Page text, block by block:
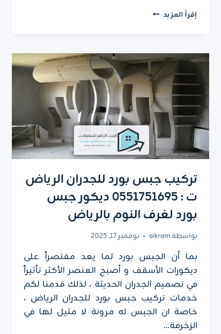
إقرأ المزيد معلم
بالرياض
ت:
0551751695
–
ديكورات
ورق
جدران
الرياض
تركيب جبس بورد للجدران الرياض
ت : 0551751695 ديكور جبس
بورد لغرف النوم بالرياض
بواسطةaikram نوفمبر 17, 2025
بما أن الجبس بورد لما يعد مقتصراً على
ديكورات الأسقف و أصبح العنصر الأكثر تأثيراً
في تصميم الجدران الحديثة ، لذلك قدمنا لكم
خدمات تركيب جبس بورد للجدران الرياض ،
خاصة ان الجبس له مرونة لا مثيل لها في
الزخرفة…